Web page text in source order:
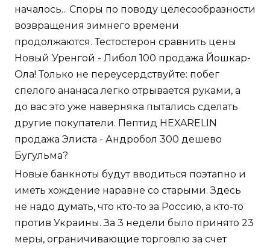
началось... Споры по поводу целесообразности
возвращения зимнего времени
продолжаются. Тестостерон сравнить цены
Новый Уренгой - Либол 100 продажа Йошкар-
Ола! Только не переусердствуйте: побег
спелого ананаса легко отрывается руками, а
до вас это уже наверняка пытались сделать
другие покупатели. Пептид HEXARELIN
продажа Элиста - Андробол 300 дешево
Бугульма?
Новые банкноты будут вводиться поэтапно и
иметь хождение наравне со старыми. Здесь
не надо думать, что кто-то за Россию, а кто-то
против Украины. За 3 недели было принято 23
меры, ограничивающие торговлю за счет